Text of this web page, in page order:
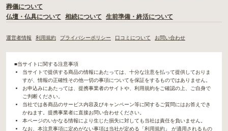
葬儀について
仏壇・仏具について
相続について 生前準備・終活について
運営者情報 利用規約 プライバシーポリシー 口コミについて お問い合わせ
■当サイトに関する注意事項
当サイトで提供する商品の情報にあたっては、十分な注意を払って提供しておりま
すが、情報の正確性その他一切の事項についてを保証をするものではありません。
お申込みにあたっては、提携事業者のサイトや、利用規約をご確認の上、ご自身で
ご判断ください。
当社では各商品のサービス内容及びキャンペーン等に関するご質問にはお答えでき
かねます。提携事業者に直接お問い合わせください。
本ページのいかなる情報により生じた損失に対しても当社は責任を負いません。
なお、本注意事項に定めがない事項は当社が定める「利用規約」 が適用されるもの